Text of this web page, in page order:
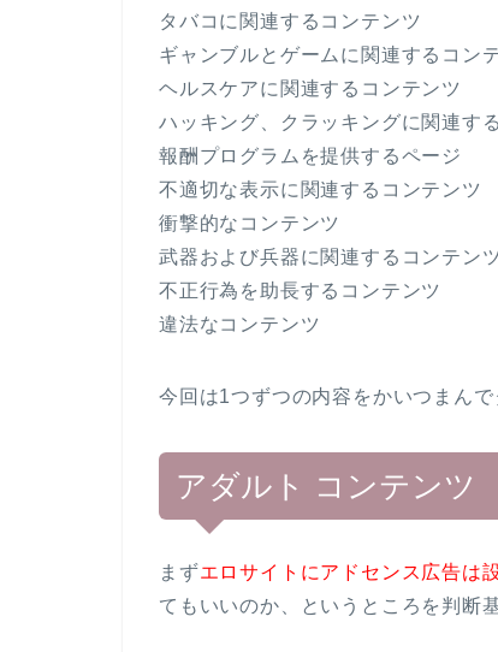
タバコに関連するコンテンツ
ギャンブルとゲームに関連するコン
ヘルスケアに関連するコンテンツ
ハッキング、クラッキングに関連す
報酬プログラムを提供するページ
不適切な表示に関連するコンテンツ
衝撃的なコンテンツ
武器および兵器に関連するコンテンツ
不正行為を助長するコンテンツ
違法なコンテンツ
今回は1つずつの内容をかいつまん
アダルト コンテンツ
まずエロサイトにアドセンス広告は
てもいいのか、というところを判断